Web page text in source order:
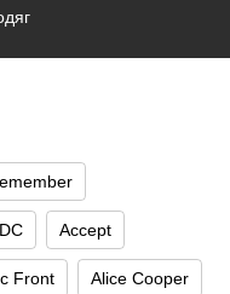
Accept
Front Alice Cooper